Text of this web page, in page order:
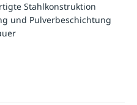
Stahlkonstruktion
und Pulverbeschichtung